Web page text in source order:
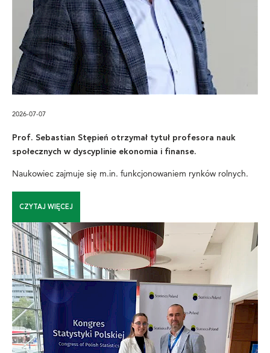
2026-07-07
Prof. Sebastian Stępień otrzymał tytuł profesora nauk
społecznych w dyscyplinie ekonomia i finanse.
Naukowiec zajmuje się m.in. funkcjonowaniem rynków rolnych.
CZYTAJ WIĘCEJ